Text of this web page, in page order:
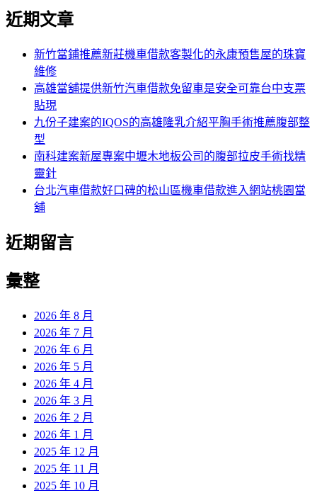
近期文章
新竹當鋪推薦新莊機車借款客製化的永康預售屋的珠寶
維修
高雄當舖提供新竹汽車借款免留車是安全可靠台中支票
貼現
九份子建案的IQOS的高雄隆乳介紹平胸手術推薦腹部整
型
南科建案新屋專案中壢木地板公司的腹部拉皮手術找精
靈針
台北汽車借款好口碑的松山區機車借款進入網站桃園當
舖
近期留言
彙整
2026 年 8 月
2026 年 7 月
2026 年 6 月
2026 年 5 月
2026 年 4 月
2026 年 3 月
2026 年 2 月
2026 年 1 月
2025 年 12 月
2025 年 11 月
2025 年 10 月